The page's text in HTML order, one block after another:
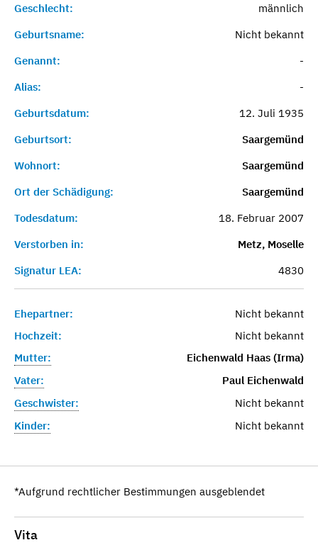
Geschlecht:
männlich
Geburtsname:
Nicht bekannt
Genannt:
-
Alias:
-
Geburtsdatum:
12. Juli 1935
Geburtsort:
Saargemünd
Wohnort:
Saargemünd
Ort der Schädigung:
Saargemünd
Todesdatum:
18. Februar 2007
Verstorben in:
Metz, Moselle
Signatur LEA:
4830
Ehepartner:
Nicht bekannt
Hochzeit:
Nicht bekannt
Mutter:
Eichenwald Haas (Irma)
Vater:
Paul Eichenwald
Geschwister:
Nicht bekannt
Kinder:
Nicht bekannt
*Aufgrund rechtlicher Bestimmungen ausgeblendet
Vita